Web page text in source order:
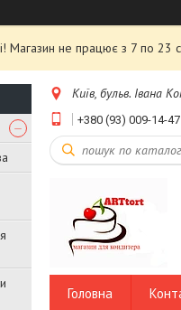
Магазин не працює з 7 по 23
Київ, бульв. Івана
+380 (93) 009-14-47
Головна